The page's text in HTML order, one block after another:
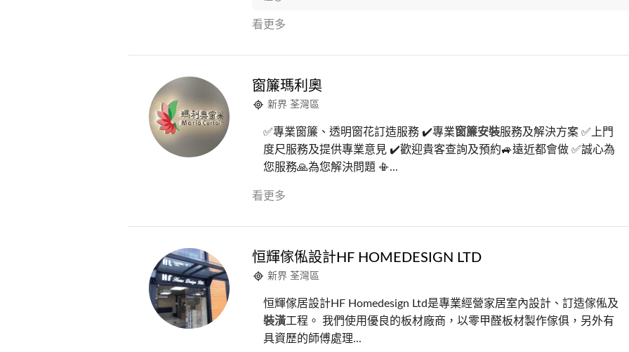
看更多
窗簾瑪利奧
新界 荃灣區
✅專業窗簾、透明窗花訂造服務 ✔️專業窗簾安裝服務及解決方案 ✅上門
度尺服務及提供專業意見 ✔️歡迎貴客查詢及預約🚙遠近都會做 ✅誠心為
您服務🙏為您解決問題 📳...
看更多
恒輝傢俬設計HF HOMEDESIGN LTD
新界 荃灣區
恒輝傢居設計HF Homedesign Ltd是專業經營家居室內設計、訂造傢俬及
裝潢工程。 我們使用優良的板材廠商，以零甲醛板材製作傢俱，另外有
具資歷的師傅處理...